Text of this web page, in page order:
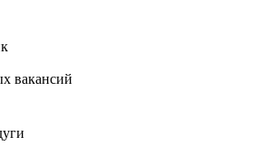
вакансий